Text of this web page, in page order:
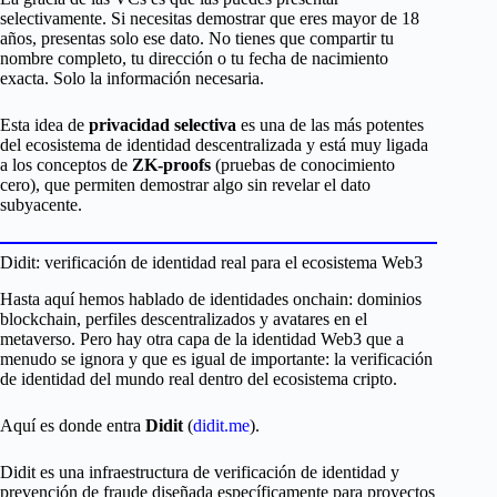
selectivamente. Si necesitas demostrar que eres mayor de 18
años, presentas solo ese dato. No tienes que compartir tu
nombre completo, tu dirección o tu fecha de nacimiento
exacta. Solo la información necesaria.
Esta idea de privacidad selectiva es una de las más potentes
del ecosistema de identidad descentralizada y está muy ligada
a los conceptos de ZK-proofs (pruebas de conocimiento
cero), que permiten demostrar algo sin revelar el dato
subyacente.
Didit: verificación de identidad real para el ecosistema Web3
Hasta aquí hemos hablado de identidades onchain: dominios
blockchain, perfiles descentralizados y avatares en el
metaverso. Pero hay otra capa de la identidad Web3 que a
menudo se ignora y que es igual de importante: la verificación
de identidad del mundo real dentro del ecosistema cripto.
Aquí es donde entra Didit (didit.me).
Didit es una infraestructura de verificación de identidad y
prevención de fraude diseñada específicamente para proyectos